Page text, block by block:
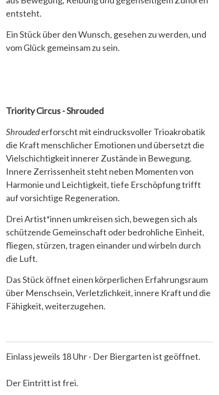
entsteht.
Ein Stück über den Wunsch, gesehen zu werden, und
vom Glück gemeinsam zu sein.
Triority Circus - Shrouded
Shroudederforscht mit eindrucksvoller Trioakrobatik
die Kraft menschlicher Emotionen und übersetzt die
Vielschichtigkeit innerer Zustände in Bewegung.
Innere Zerrissenheit steht neben Momenten von
Harmonie und Leichtigkeit, tiefe Erschöpfung trifft
auf vorsichtige Regeneration.
Drei Artist*innen umkreisen sich, bewegen sich als
schützende Gemeinschaft oder bedrohliche Einheit,
fliegen, stürzen, tragen einander und wirbeln durch
die Luft.
Das Stück öffnet einen körperlichen Erfahrungsraum
über Menschsein, Verletzlichkeit, innere Kraft und die
Fähigkeit, weiterzugehen.
Einlass jeweils 18 Uhr - Der Biergarten ist geöffnet.
Der Eintritt ist frei.